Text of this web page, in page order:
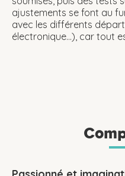
ajustements se font au
avec les différents
électronique...), car tout